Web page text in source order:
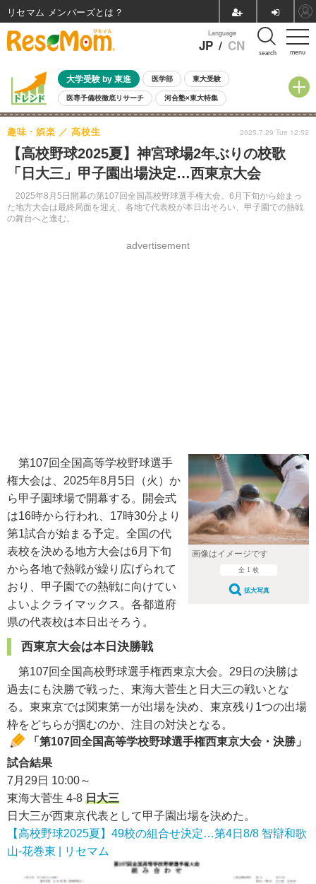
menu
Language
JP / CN search
大学受験 by 東進 医学部 東大受験
医専予備校徹底リサーチ 河合塾×東大特集
親子で考える大学選び 高校受験 中学受験 小学校受験
共通テスト 夏休み
8月開催イベント・WS 全国公立高校 過去問 人気記事
自由研究教材（小学生向け） 自由研究教材（中学生向け） ランキング
【高校野球2025夏】神宮球場2年ぶりの校歌
「日大三」甲子園出場決定…西東京大会
2025年8月5日開幕の第107回全国高校野球選手権大会。6月下旬から始まっ
た地方大会は最終局面を迎え、各地で代表校が本日出そろい、甲子園での熱戦
の舞台へと進む。
趣味・娯楽 高校生
advertisement
2025.7.29 Tue 12:52
画像はイメージです
全 1 枚
拡大写真
第107回全国高等学校野球選手
権大会は、2025年8月5日（火）か
ら甲子園球場で開幕する。開会式
は16時から行われ、17時30分より
第1試合が始まる予定。全国の代
表校を決める地方大会は6月下旬
から各地で熱戦が繰り広げられて
おり、甲子園での熱戦に向けてい
よいよクライマックス。各都道府
県の代表校は本日出そろう。
西東京大会は本日決勝戦
第107回全国高校野球選手権西東京大会。29日の決勝は
過去にも決勝で戦った、東海大菅生と日大三の戦いとな
る。東東京では関東第一が出場を決め、東京残り1つの出場
枠をどちらが掴むのか、注目の対決となる。
「第107回全国高等学校野球選手権西東京大会・決勝」
試合結果
7月29日 10:00～
東海大菅生 4-8 日大三
日大三が西東京代表として甲子園出場を決めた。
【高校野球2025夏】49校の組合せ決定…第4日8/8 智辯和歌
山-花巻東 | リセマム
リセマム メンバーズ